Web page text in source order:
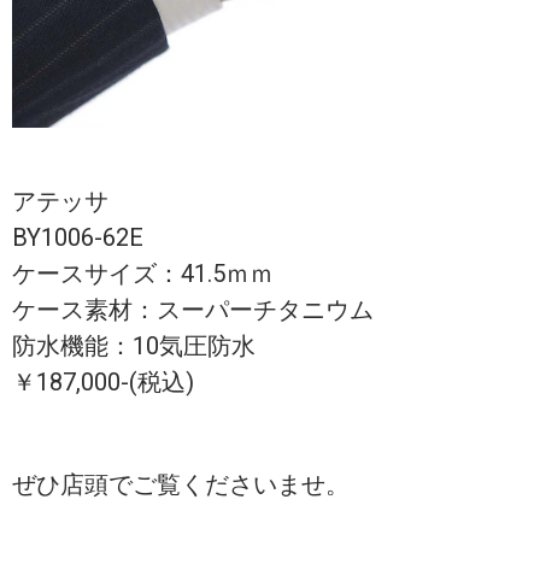
アテッサ
BY1006-62E
ケースサイズ：41.5ｍｍ
ケース素材：スーパーチタニウム
防水機能：10気圧防水
￥187,000-(税込)
ぜひ店頭でご覧くださいませ。